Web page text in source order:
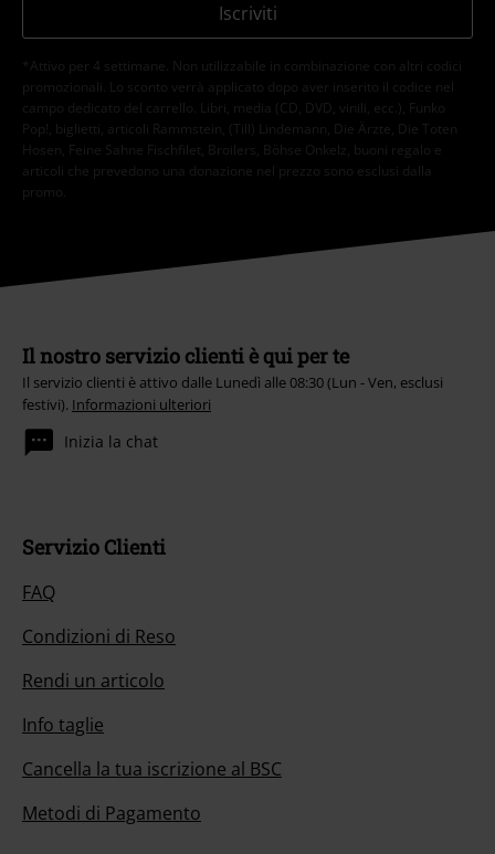
Iscriviti
*Attivo per 4 settimane. Non utilizzabile in combinazione con altri codici
promozionali. Lo sconto verrà applicato dopo aver inserito il codice nel
campo dedicato del carrello. Libri, media (CD, DVD, vinili, ecc.), Funko
Pop!, biglietti, articoli Rammstein, (Till) Lindemann, Die Ärzte, Die Toten
Hosen, Feine Sahne Fischfilet, Broilers, Böhse Onkelz, buoni regalo e
articoli che prevedono una donazione nel prezzo sono esclusi dalla
promo.
Il nostro servizio clienti è qui per te
Il servizio clienti è attivo dalle Lunedì alle 08:30 (Lun - Ven, esclusi
festivi). Informazioni ulteriori
Inizia la chat
Servizio Clienti
FAQ
Condizioni di Reso
Rendi un articolo
Info taglie
Cancella la tua iscrizione al BSC
Metodi di Pagamento